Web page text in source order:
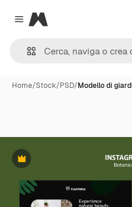
Close menu
Magnific
Home/Stock/PSD/Modello di
Premium